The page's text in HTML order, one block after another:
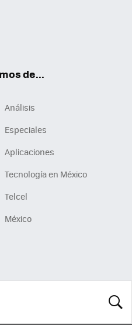
de...
Análisis
Especiales
Aplicaciones
Tecnología en México
Telcel
México